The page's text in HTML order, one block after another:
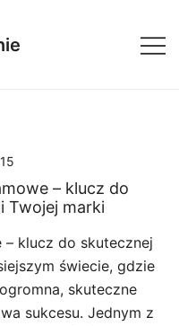
– klucz do
Twojej marki
– klucz do skutecznej
świecie, gdzie
skuteczne
sukcesu. Jednym z